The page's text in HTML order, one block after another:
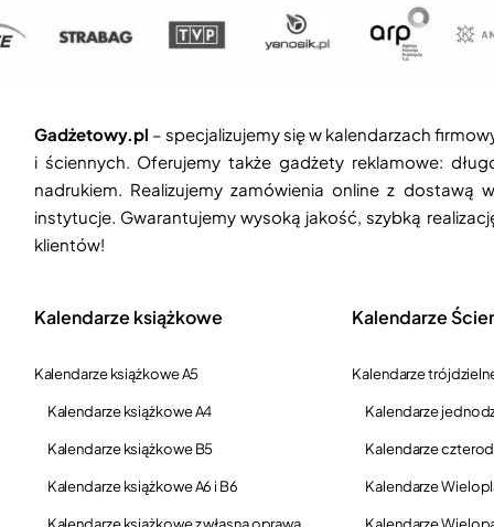
Gadżetowy.pl – specjalizujemy się w kalendarzach
i ściennych. Oferujemy także gadżety reklamowe:
nadrukiem. Realizujemy zamówienia online z dostawą
instytucje. Gwarantujemy wysoką jakość, szybką
klientów!
Kalendarze książkowe
Kalendarze książkowe A5
Kalendarze książkowe A4
Kalendarze książkowe B5
Kalendarze książkowe A6 i B6
Kalendarze
Kalendarze
Kalendarze
Kalendarze
Kalendarze